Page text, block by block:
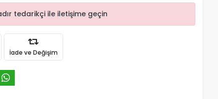
tedarikçi ile iletişime geçin
İade ve Değişim